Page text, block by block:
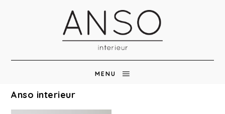
MENU
Anso interieur